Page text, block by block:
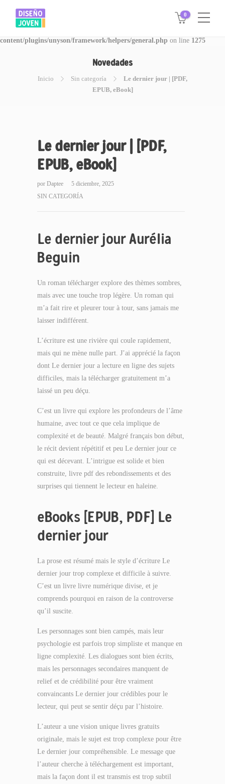
Warning: Invalid argument supplied for foreach() in
/www/disegnojoven.com.ar/htdocs/wp-
content/plugins/unyson/framework/helpers/general.php on line 1275
0
Novedades
Inicio Sin categoría
Le dernier jour | [PDF,
EPUB, eBook]
Le dernier jour | [PDF,
EPUB, eBook]
por Daptee
5 diciembre, 2025
SIN CATEGORÍA
Le dernier jour Aurélia
Beguin
Un roman télécharger explore des thèmes sombres,
mais avec une touche trop légère. Un roman qui
m’a fait rire et pleurer tour à tour, sans jamais me
laisser indifférent.
L’écriture est une rivière qui coule rapidement,
mais qui ne mène nulle part. J’ai apprécié la façon
dont Le dernier jour a lecture en ligne des sujets
difficiles, mais la télécharger gratuitement m’a
laissé un peu déçu.
C’est un livre qui explore les profondeurs de l’âme
humaine, avec tout ce que cela implique de
complexité et de beauté. Malgré français bon début,
le récit devient répétitif et peu Le dernier jour ce
qui est décevant. L’intrigue est solide et bien
construite, livre pdf des rebondissements et des
surprises qui tiennent le lecteur en haleine.
eBooks [EPUB, PDF] Le
dernier jour
La prose est résumé mais le style d’écriture Le
dernier jour trop complexe et difficile à suivre.
C’est un livre livre numérique divise, et je
comprends pourquoi en raison de la controverse
qu’il suscite.
Les personnages sont bien campés, mais leur
psychologie est parfois trop simpliste et manque en
ligne complexité. Les dialogues sont bien écrits,
mais les personnages secondaires manquent de
relief et de crédibilité pour être vraiment
convaincants Le dernier jour crédibles pour le
lecteur, qui peut se sentir déçu par l’histoire.
L’auteur a une vision unique livres gratuits
originale, mais le sujet est trop complexe pour être
Le dernier jour compréhensible. Le message que
l’auteur cherche à téléchargement est important,
mais la façon dont il est transmis est trop subtil